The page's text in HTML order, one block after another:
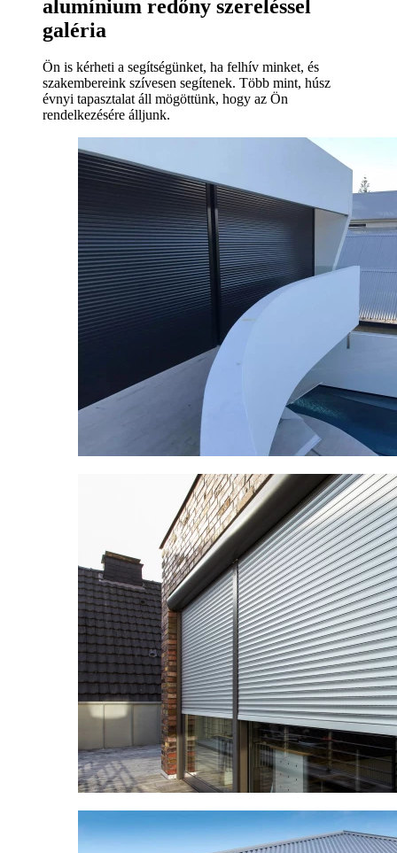
alumínium redőny szereléssel
galéria
Ön is kérheti a segítségünket, ha felhív minket, és
szakembereink szívesen segítenek. Több mint, húsz
évnyi tapasztalat áll mögöttünk, hogy az Ön
rendelkezésére álljunk.